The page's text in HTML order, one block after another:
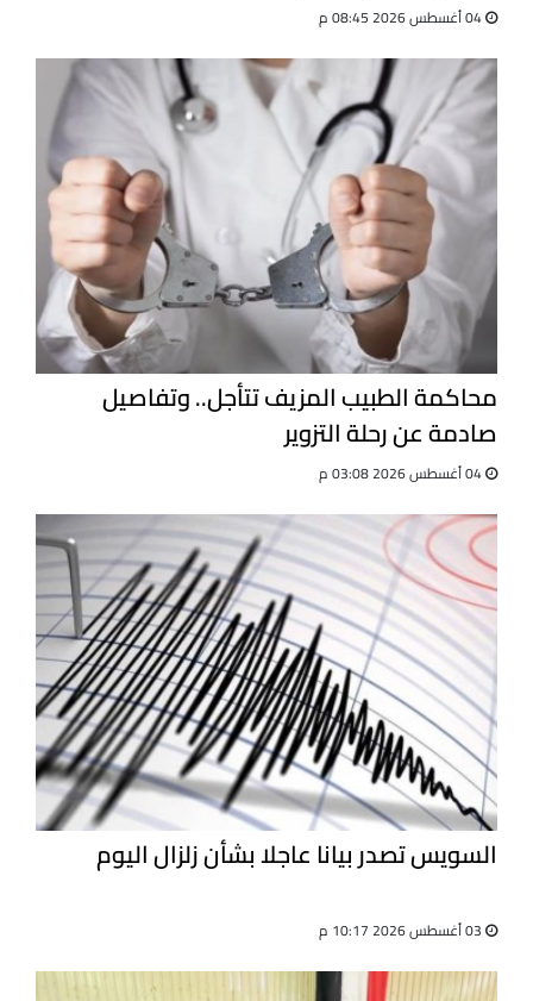
محاكمة الطبيب المزيف تتأجل.. وتفاصيل
صادمة عن رحلة التزوير
السويس تصدر بيانا عاجلا بشأن زلزال اليوم